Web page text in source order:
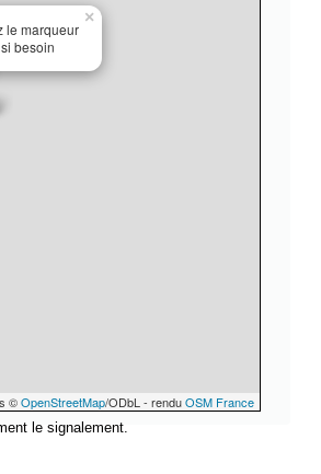
le marqueur
besoin
×
©OpenStreetMap/ODbL - renduOSM France
le signalement.